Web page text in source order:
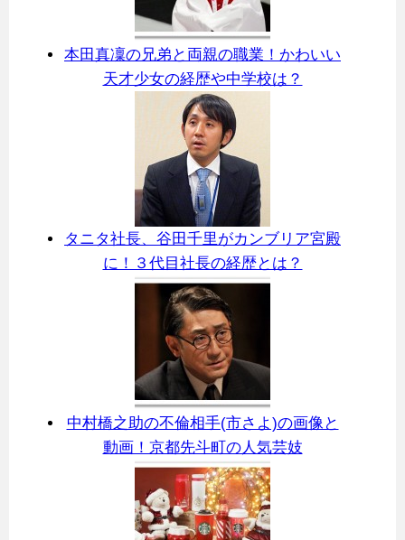
本田真凜の兄弟と両親の職業！かわいい
天才少女の経歴や中学校は？
タニタ社長、谷田千里がカンブリア宮殿
に！３代目社長の経歴とは？
中村橋之助の不倫相手(市さよ)の画像と
動画！京都先斗町の人気芸妓